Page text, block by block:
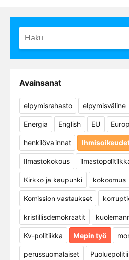
Avainsanat
elpymisrahasto elpymisväline
Energia English EU
henkilövalinnat Ihmisoikeudet
Ilmastokokous
Kirkko ja kaupunki kokoomus
Komission vastaukset
kristillisdemokraatit
Kv-politiikka Mepin työ
perussuomalaiset